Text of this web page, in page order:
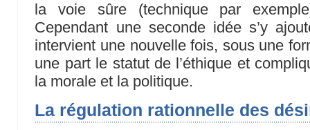
la voie sûre (technique par
Cependant une seconde idée s’y
intervient une nouvelle fois, sous une
une part le statut de l’éthique et
la morale et la politique.
La régulation rationnelle des